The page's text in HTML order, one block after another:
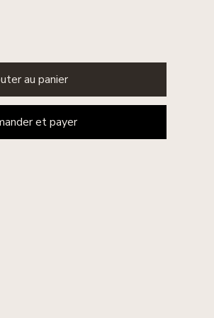
au panier
et payer